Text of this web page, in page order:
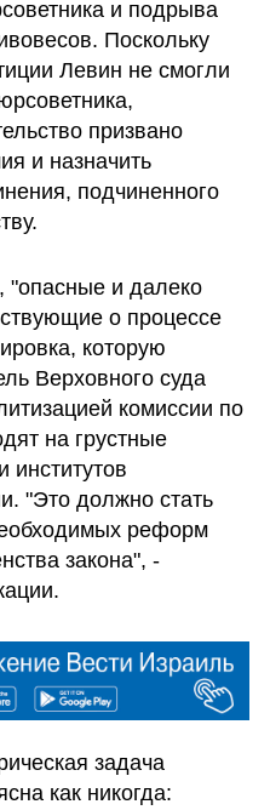
и подрыва
Поскольку
Левин не смогли
призвано
и назначить
подчиненного
"опасные и далеко
о процессе
которую
Верховного суда
комиссии по
на грустные
институтов
"Это должно стать
реформ
закона", -
задача
как никогда: